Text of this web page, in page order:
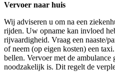
Vervoer naar huis
Wij adviseren u om na een
rijden. Uw opname kan invloed
rijvaardigheid. Vraag een naaste/
of neem (op eigen kosten) een
bellen. Vervoer met de ambulance
noodzakelijk is. Dit regelt de